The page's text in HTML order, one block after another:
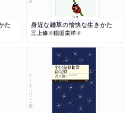
た 身近な雑草の愉快な生きかた
三上修著稲垣栄洋著
ちくまプリマー新書